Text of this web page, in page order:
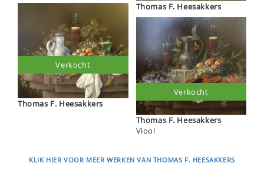
Thomas F. Heesakkers
Verkocht
Thomas F. Heesakkers
Thomas F. Heesakkers
Viool
Verkocht
KLIK HIER VOOR MEER WERKEN VAN THOMAS F. HEESAKKERS